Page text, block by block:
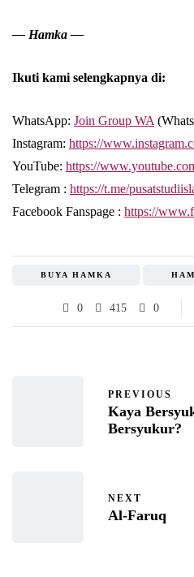
— Hamka —
Ikuti kami selengkapnya di:
WhatsApp: Join Group WA
Instagram: https://
YouTube: https://
Telegram : https://t.me/
Facebook Fanspage : https://
BUYA HAMKA
0 415 0
PREVIOUS
Kaya
Bersyukur?
NEXT
Al-Faruq